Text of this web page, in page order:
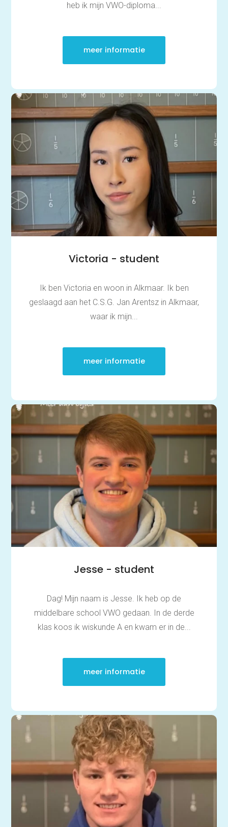
heb ik mijn VWO-diploma...
meer informatie
Victoria - student
Ik ben Victoria en woon in Alkmaar. Ik ben
geslaagd aan het C.S.G. Jan Arentsz in Alkmaar,
waar ik mijn...
meer informatie
Jesse - student
Dag! Mijn naam is Jesse. Ik heb op de
middelbare school VWO gedaan. In de derde
klas koos ik wiskunde A en kwam er in de...
meer informatie